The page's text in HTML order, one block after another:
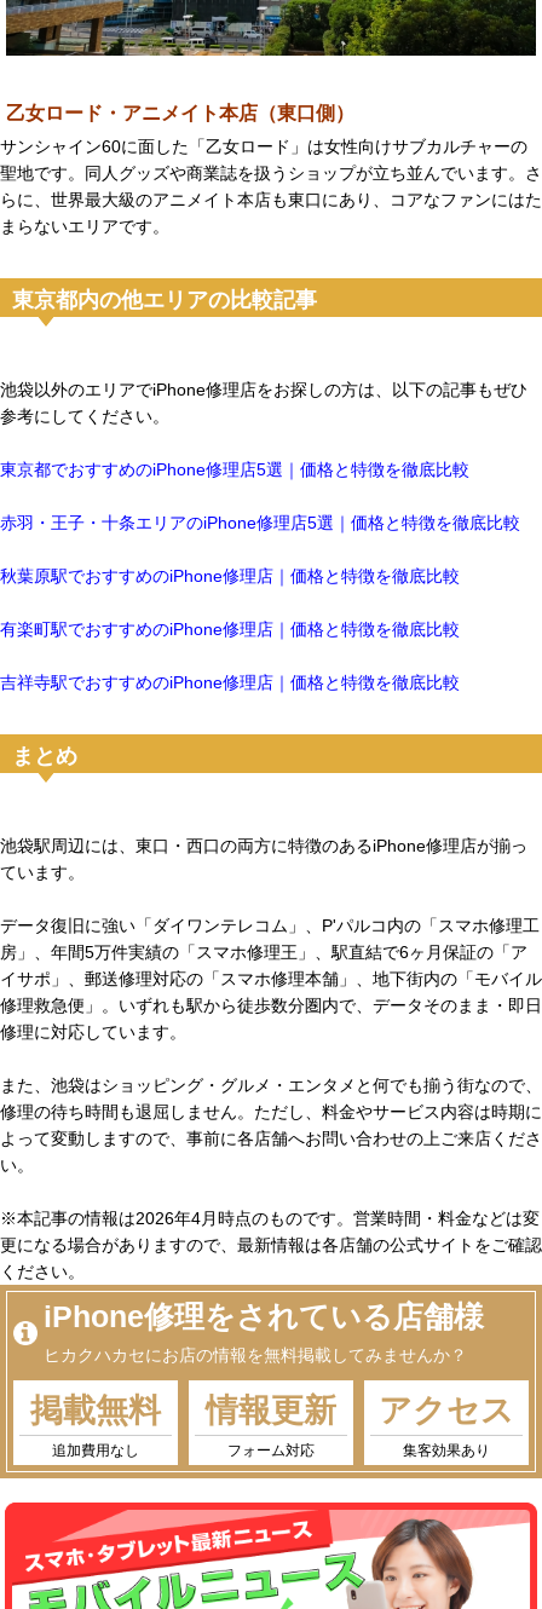
乙女ロード・アニメイト本店（東口側）
サンシャイン60に面した「乙女ロード」は女性向けサブカルチャーの
聖地です。同人グッズや商業誌を扱うショップが立ち並んでいます。さ
らに、世界最大級のアニメイト本店も東口にあり、コアなファンにはた
まらないエリアです。
東京都内の他エリアの比較記事
池袋以外のエリアでiPhone修理店をお探しの方は、以下の記事もぜひ
参考にしてください。
東京都でおすすめのiPhone修理店5選｜価格と特徴を徹底比較
赤羽・王子・十条エリアのiPhone修理店5選｜価格と特徴を徹底比較
秋葉原駅でおすすめのiPhone修理店｜価格と特徴を徹底比較
有楽町駅でおすすめのiPhone修理店｜価格と特徴を徹底比較
吉祥寺駅でおすすめのiPhone修理店｜価格と特徴を徹底比較
まとめ
池袋駅周辺には、東口・西口の両方に特徴のあるiPhone修理店が揃っ
ています。
データ復旧に強い「ダイワンテレコム」、P'パルコ内の「スマホ修理工
房」、年間5万件実績の「スマホ修理王」、駅直結で6ヶ月保証の「ア
イサポ」、郵送修理対応の「スマホ修理本舗」、地下街内の「モバイル
修理救急便」。いずれも駅から徒歩数分圏内で、データそのまま・即日
修理に対応しています。
また、池袋はショッピング・グルメ・エンタメと何でも揃う街なので、
修理の待ち時間も退屈しません。ただし、料金やサービス内容は時期に
よって変動しますので、事前に各店舗へお問い合わせの上ご来店くださ
い。
※本記事の情報は2026年4月時点のものです。営業時間・料金などは変
更になる場合がありますので、最新情報は各店舗の公式サイトをご確認
ください。
iPhone修理をされている店舗様
ヒカクハカセにお店の情報を無料掲載してみませんか？
掲載無料
追加費用なし
情報更新
フォーム対応
アクセス
集客効果あり